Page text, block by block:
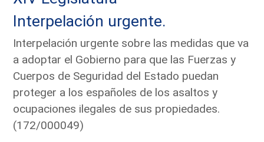
Interpelación urgente.
Interpelación urgente sobre las medidas que va
a adoptar el Gobierno para que las Fuerzas y
Cuerpos de Seguridad del Estado puedan
proteger a los españoles de los asaltos y
ocupaciones ilegales de sus propiedades.
(172/000049)